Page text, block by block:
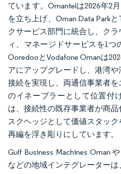
ています。Omantelは2026年2
を立ち上げ、Oman Data Park
クサービス部門に統合し、ク
ィ、マネージドサービスを1つ
OoredooとVodafone Omanは
アにアップグレードし、港湾
接続を実現し、両通信事業者
のイネーブラーとして位置付
は、接続性の既存事業者が商
スクヘッジとして価値スタッ
再編を浮き彫りにしています。
Gulf Business Machines Oman
などの地域インテグレーター